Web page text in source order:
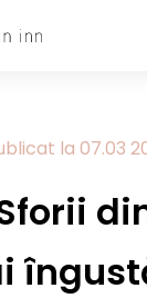
la 07.03